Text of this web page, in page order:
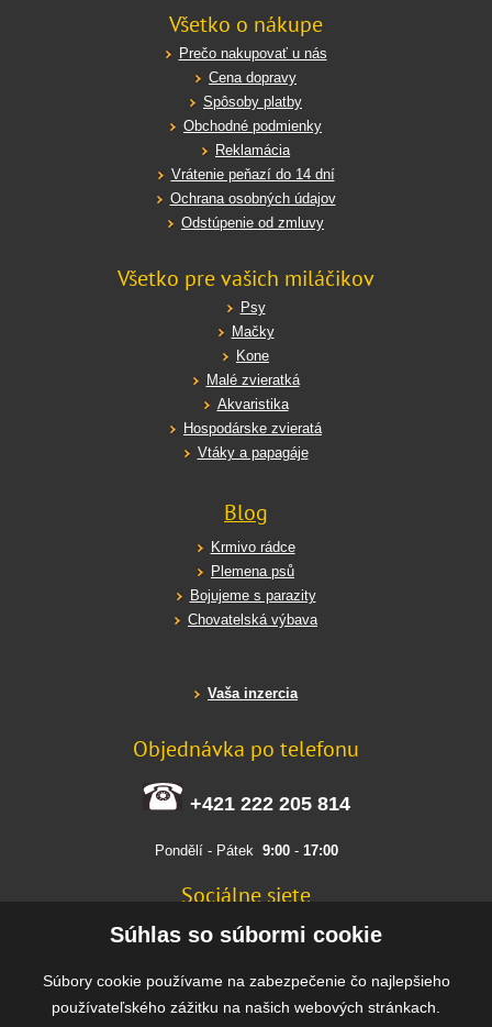
Všetko o nákupe
Prečo nakupovať u nás
Cena dopravy
Spôsoby platby
Obchodné podmienky
Reklamácia
Vrátenie peňazí do 14 dní
Ochrana osobných údajov
Odstúpenie od zmluvy
Všetko pre vašich miláčikov
Psy
Mačky
Kone
Malé zvieratká
Akvaristika
Hospodárske zvieratá
Vtáky a papagáje
Blog
Krmivo rádce
Plemena psů
Bojujeme s parazity
Chovatelská výbava
Vaša inzercia
Objednávka po telefonu
+421 222 205 814
Pondělí - Pátek 9:00- 17:00
Sociálne siete
FACEBOOK
Súhlas so súbormi cookie
Súbory cookie používame na zabezpečenie čo najlepšieho
používateľského zážitku na našich webových stránkach.